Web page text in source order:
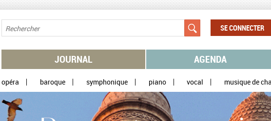
SE CONNECTER
JOURNAL AGENDA
opéra baroque symphonique piano vocal musique de